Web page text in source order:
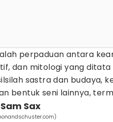
perpaduan antara
dan mitologi yang ditata
sastra dan budaya,
bentuk seni lainnya,
Sax